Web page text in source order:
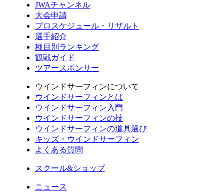
JWAチャンネル
大会申請
プロスケジュール・リザルト
選手紹介
種目別ランキング
観戦ガイド
ツアースポンサー
ウインドサーフィンについて
ウインドサーフィンとは
ウインドサーフィン入門
ウインドサーフィンの技
ウインドサーフィンの道具選び
キッズ・ウインドサーフィン
よくある質問
スクール&ショップ
ニュース